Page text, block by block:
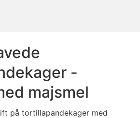
-
majsmel
på tortillapandekager med